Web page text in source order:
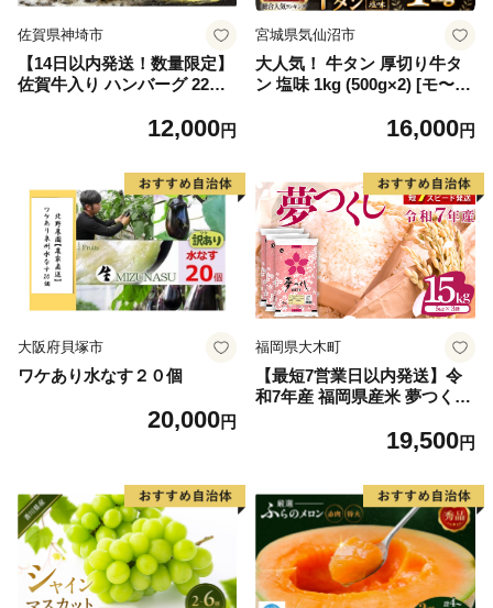
佐賀県神埼市
【14日以内発送！数量限定】
佐賀牛入り ハンバーグ 22個
毛和牛 ブランド牛 九州 ハン
(H083106)
12,000円
宮城県気仙沼市
大人気！ 牛タン 厚切り牛タ
ン 塩味 1kg (500g×2) [モ〜ラ
60] 肉 牛肉 精肉 牛たん 牛タ
厚切り タン
16,000円
大阪府貝塚市
ワケあり水なす２０個
20,000円
福岡県大木町
【最短7営業日以内発送】令
和7年産 福岡県産米 夢つくし
19,500円